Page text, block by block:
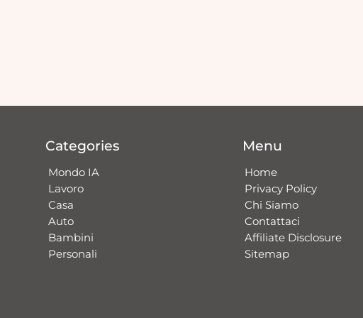
Categories
Mondo IA
Lavoro
Casa
Auto
Bambini
Personali
Menu
Home
Privacy Policy
Chi Siamo
Contattaci​
Affiliate Disclosure
Sitemap